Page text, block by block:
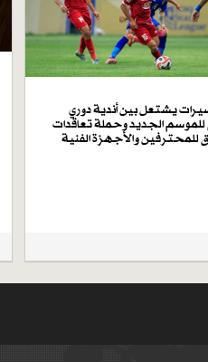
يشتعل بين أندية دوري
للموسم الجديد وحملة تعاقدات
للمحترفين والأجهزة الفنية